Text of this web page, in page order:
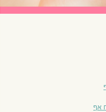
אף